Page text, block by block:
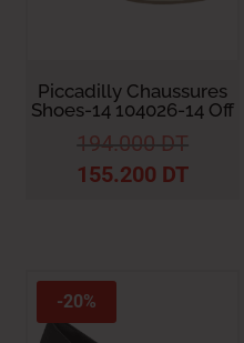
Piccadilly Chaussures
Shoes-14 104026-14 Off
194.000 DT
155.200 DT
-20%